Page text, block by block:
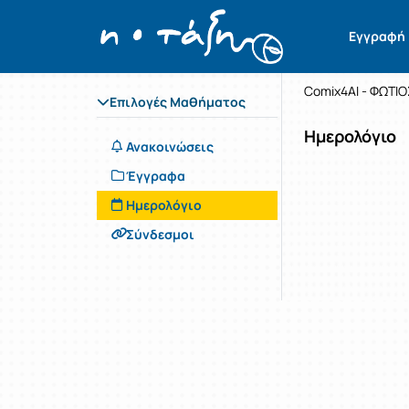
Εγγραφή
Επιλογές Μαθήματος
Ανακοινώσεις
Έγγραφα
Ημερολόγιο
Σύνδεσμοι
Μάθημα :
Κωδικός :
Comix4AI -
Ημερολόγιο